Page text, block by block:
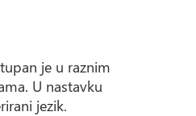
je u raznim
U nastavku
jezik.